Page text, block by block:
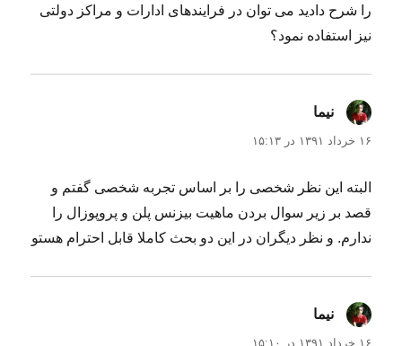
را شرح دادید می توان در فرایندهای ادارات و مراکز دولتی
نیز استفاده نمود؟
نیما
۱۶ خرداد ۱۳۹۱ در ۱۵:۱۳
البته این نظر شخصی را بر اساس تجربه شخصی گفتم و
قصد بر زیر سوال بردن ماهیت بیزنس پلن و پروپوزال را
ندارم. و نظر دیگران در این دو بحث کاملا قابل احترام هستو
نیما
۱۶ خرداد ۱۳۹۱ در ۱۵:۱۰